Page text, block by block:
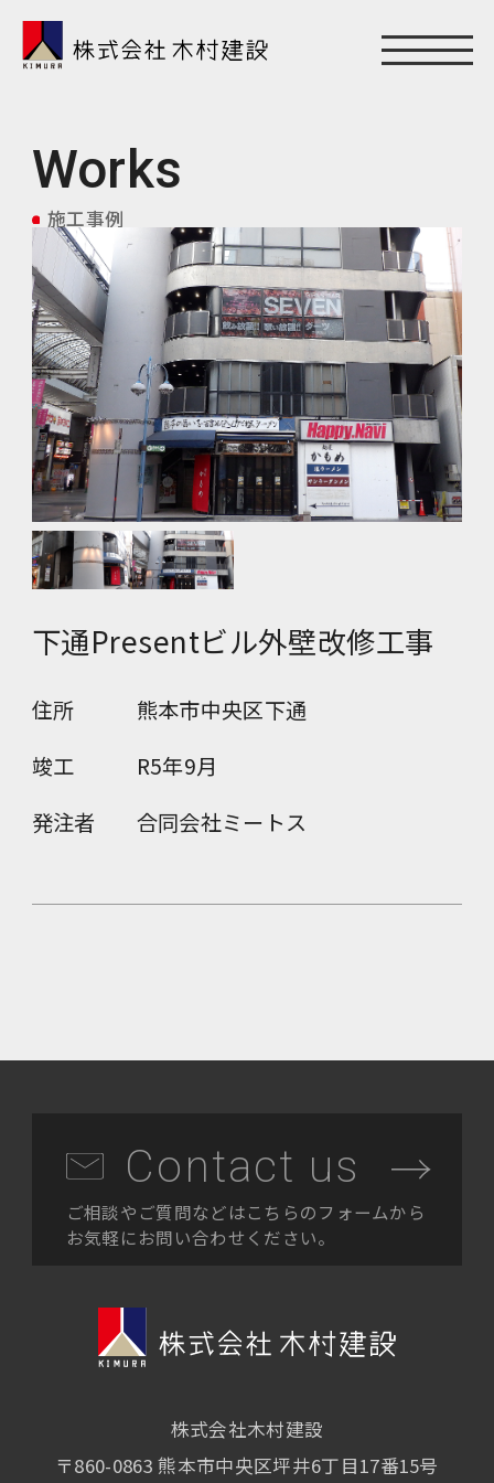
Works
施工事例
下通Presentビル外壁改修工事
住所
熊本市中央区下通
竣工
R5年9月
発注者
合同会社ミートス
Contact us
ご相談やご質問などはこちらのフォームから
お気軽にお問い合わせください。
株式会社木村建設
〒860-0863熊本市中央区坪井6丁目17番15号